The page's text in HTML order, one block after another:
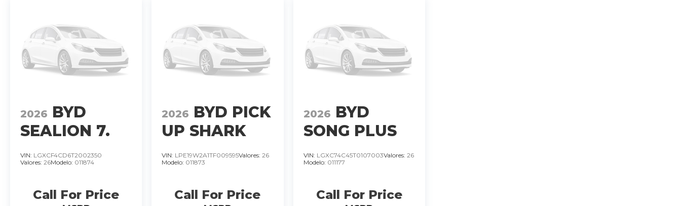
2026 BYD
SEALION 7.
IMPORTADO
MOTOR 390
KW
�
VIN: LGXCF4CD6T2002350
Valores: 26Modelo: 011874
Call For Price
2026 BYD PICK
UP SHARK
DM-O
HIBRIDO GS.
PLUG IN
VIN: LPE19W2A1TF009595Valores:26
Modelo: 011873
Call For Price
2026 BYD
SONG PLUS
DMI SUV
HIBRIDO
MOTOR 1.5
VIN: LGXC74C45T0107003Valores: 26
Modelo: 011177
Call For Price